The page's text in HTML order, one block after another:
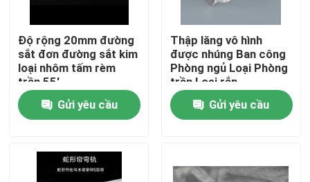
Trang chủ
Độ rộng 20mm đường
sắt đơn đường sắt kim
loại nhôm tấm rèm
trần 55'
Gửi yêu cầu
Thập lăng vô hình
được nhúng Ban công
Phòng ngủ Loại Phòng
trần Loại rắn
Gửi yêu cầu